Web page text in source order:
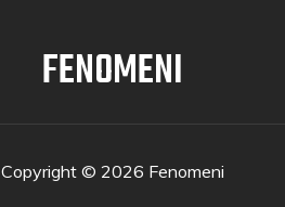
FENOMENI
Copyright © 2026 Fenomeni